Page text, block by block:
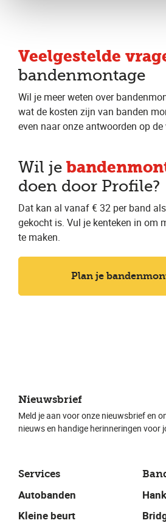
Veelgestelde
bandenmontage
Wil je meer weten over
wat de kosten zijn van banden
even naar onze antwoorden op
Wil je
doen door Profile?
Dat kan al vanaf € 32 per band
gekocht is. Vul je kenteken in om
te maken.
Plan je
Services
Autobanden
Kleine beurt
Nieuwsbrief
Meld je aan voor onze nieuwsbrief en
nieuws en handige herinneringen voor